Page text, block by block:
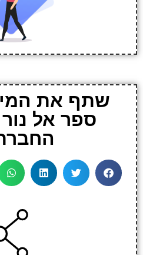
שתף את
ספר אל